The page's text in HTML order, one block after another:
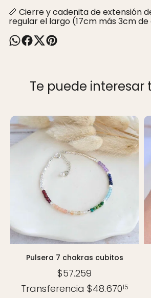
📏 Cierre y cadenita de extensión
regular el largo (17cm más 3cm
Te puede interesar
Pulsera 7 chakras cubitos
$57.259
Transferencia $48.67015